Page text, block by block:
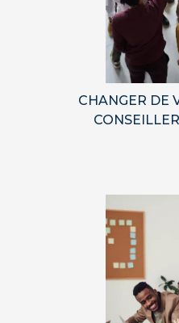
CHANGER DE